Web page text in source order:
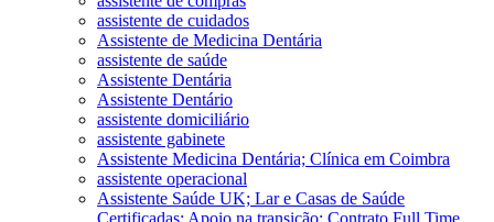
assistente de cuidados
Assistente de Medicina Dentária
assistente de saúde
Assistente Dentária
Assistente Dentário
assistente domiciliário
assistente gabinete
Assistente Medicina Dentária; Clínica em Coimbra
assistente operacional
Assistente Saúde UK; Lar e Casas de Saúde
Certificadas; Apoio na transição; Contrato Full Time